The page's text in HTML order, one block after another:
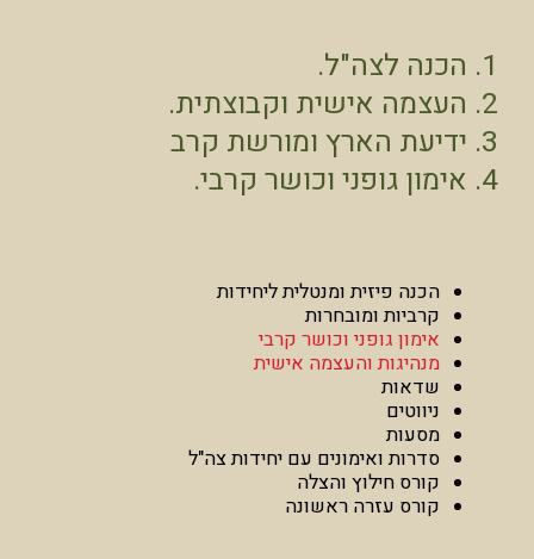
1. הכנה לצה"ל.
2. העצמה אישית וקבוצתית.
3. ידיעת הארץ ומורשת קרב
4. אימון גופני וכושר קרבי.
הכנה פיזית ומנטלית ליחידות
קרביות ומובחרות
אימון גופני וכושר קרבי
מנהיגות והעצמה אישית
שדאות
ניווטים
מסעות
סדרות ואימונים עם יחידות צה"ל
קורס חילוץ והצלה
קורס עזרה ראשונה